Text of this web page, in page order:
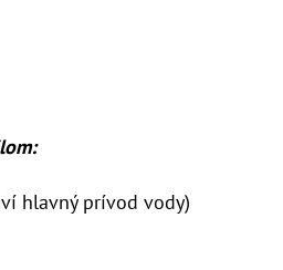
hlavný prívod vody)